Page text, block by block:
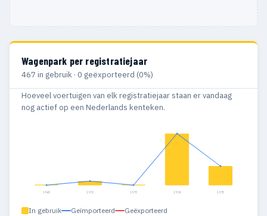
Wagenpark per registratiejaar
467 in gebruik · 0 geëxporteerd (0%)
Hoeveel voertuigen van elk registratiejaar staan er vandaag
nog actief op een Nederlands kenteken.
1968 1972 1973 1974 1975
In gebruik Geïmporteerd Geëxporteerd